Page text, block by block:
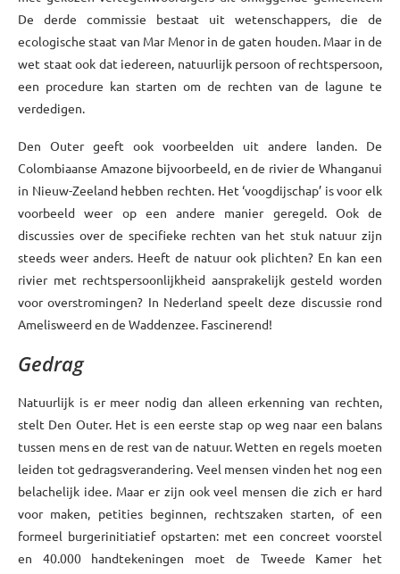
De derde commissie bestaat uit wetenschappers, die de
ecologische staat van Mar Menor in de gaten houden. Maar in de
wet staat ook dat iedereen, natuurlijk persoon of rechtspersoon,
een procedure kan starten om de rechten van de lagune te
verdedigen.
Den Outer geeft ook voorbeelden uit andere landen. De
Colombiaanse Amazone bijvoorbeeld, en de rivier de Whanganui
in Nieuw-Zeeland hebben rechten. Het ‘voogdijschap’ is voor elk
voorbeeld weer op een andere manier geregeld. Ook de
discussies over de specifieke rechten van het stuk natuur zijn
steeds weer anders. Heeft de natuur ook plichten? En kan een
rivier met rechtspersoonlijkheid aansprakelijk gesteld worden
voor overstromingen? In Nederland speelt deze discussie rond
Amelisweerd en de Waddenzee. Fascinerend!
Gedrag
Natuurlijk is er meer nodig dan alleen erkenning van rechten,
stelt Den Outer. Het is een eerste stap op weg naar een balans
tussen mens en de rest van de natuur. Wetten en regels moeten
leiden tot gedragsverandering. Veel mensen vinden het nog een
belachelijk idee. Maar er zijn ook veel mensen die zich er hard
voor maken, petities beginnen, rechtszaken starten, of een
formeel burgerinitiatief opstarten: met een concreet voorstel
en 40.000 handtekeningen moet de Tweede Kamer het